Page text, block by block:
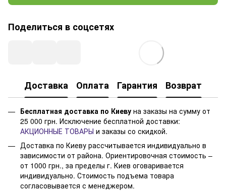
Поделиться в соцсетях
Доставка Оплата Гарантия Возврат
Бесплатная доставка по Киеву на заказы на сумму от
25 000 грн. Исключение бесплатной доставки:
АКЦИОННЫЕ ТОВАРЫ и заказы со скидкой.
Доставка по Киеву рассчитывается индивидуально в
зависимости от района. Ориентировочная стоимость –
от 1000 грн., за пределы г. Киев оговаривается
индивидуально. Стоимость подъема товара
согласовывается с менеджером.